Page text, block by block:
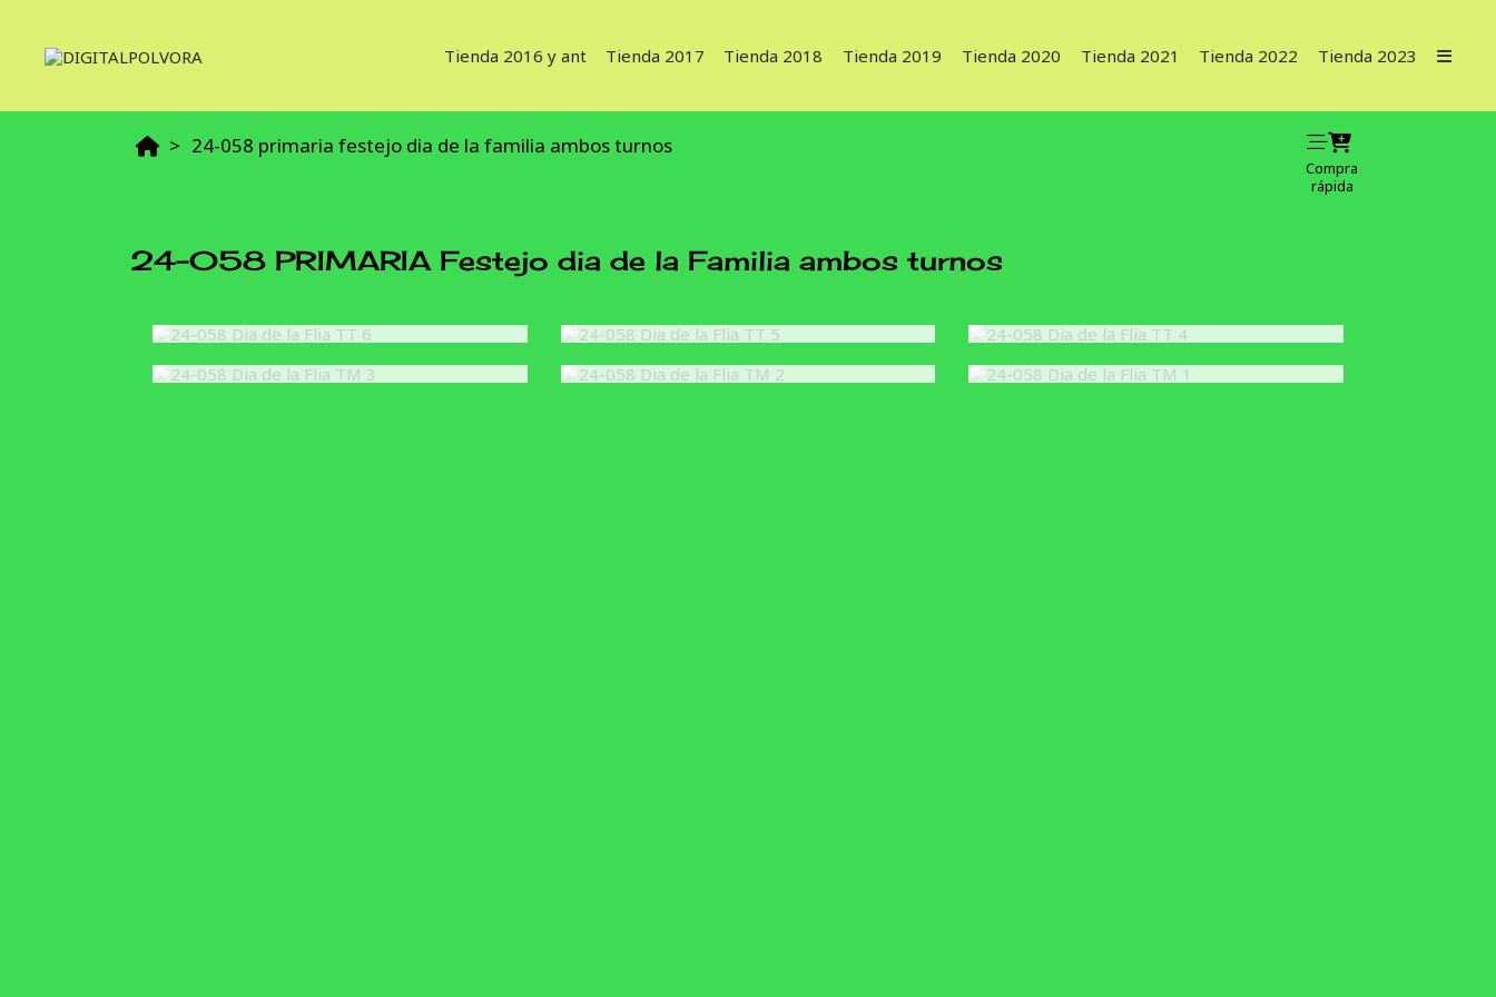
Tienda 2016 y ant Tienda 2017 Tienda 2018 Tienda 2019 Tienda 2020 Tienda 2021 Tienda 2022 Tienda 2023
24-058 primaria festejo dia de la familia ambos turnos
Compra
rápida
24-058 PRIMARIA Festejo dia de la Familia ambos turnos
24-058 Dia de la Flia TM 3
24-058 Dia de la Flia TM 2 24-058 Dia de la Flia TM 1